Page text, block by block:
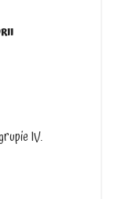
IV.